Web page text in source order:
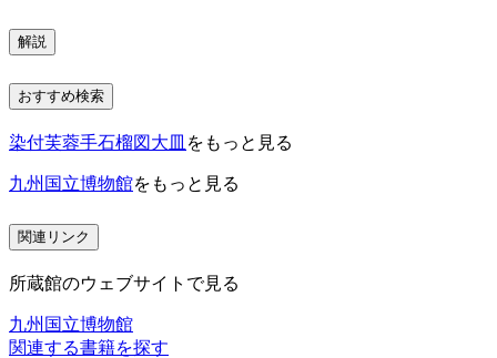
解説
おすすめ検索
染付芙蓉手石榴図大皿 をもっと見る
九州国立博物館をもっと見る
関連リンク
所蔵館のウェブサイトで見る
九州国立博物館
関連する書籍を探す